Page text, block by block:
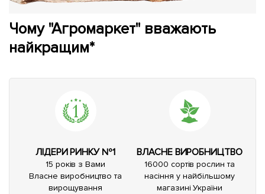
Чому "Агромаркет" вважають
найкращим*
ЛІДЕРИ РИНКУ №1
15 років з Вами
Власне виробництво та
вирощування
ВЛАСНЕ ВИРОБНИЦТВО
16000 сортів рослин та
насіння у найбільшому
магазині України